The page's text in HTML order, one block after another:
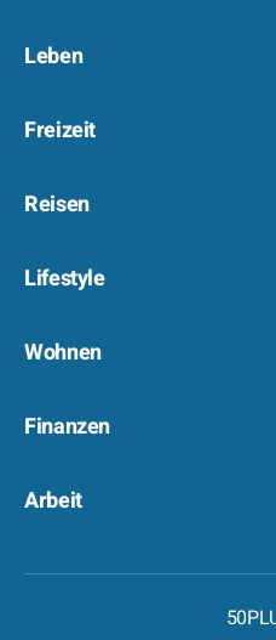
Leben
Freizeit
Reisen
Lifestyle
Wohnen
Finanzen
Arbeit